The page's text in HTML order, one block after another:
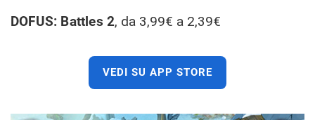
DOFUS: Battles 2, da 3,99€ a 2,39€
VEDI SU APP STORE